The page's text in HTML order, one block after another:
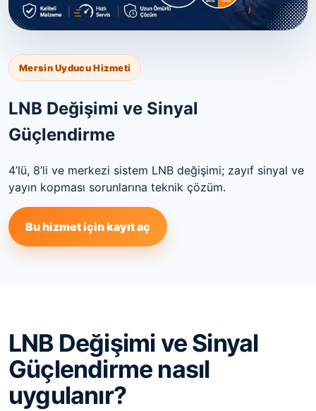
Mersin Uyducu Hizmeti
LNB Değişimi ve Sinyal
Güçlendirme
4’lü, 8’li ve merkezi sistem LNB değişimi; zayıf sinyal ve
yayın kopması sorunlarına teknik çözüm.
Bu hizmet için kayıt aç
LNB Değişimi ve Sinyal
Güçlendirme nasıl
uygulanır?